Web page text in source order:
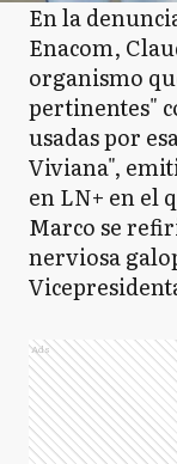
En la
Enacom,
organismo
pertinentes"
usadas por
Viviana",
en LN+ en el
Marco se
nerviosa
Ads